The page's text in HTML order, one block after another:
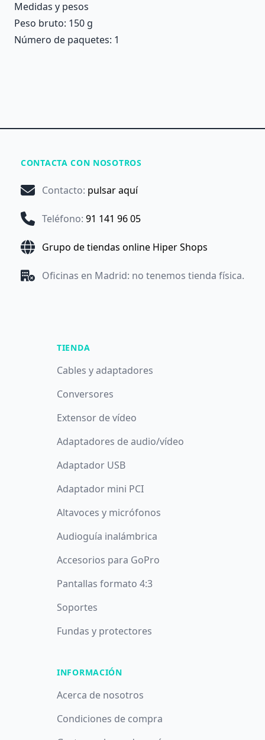
Medidas y pesos
Peso bruto: 150 g
Número de paquetes: 1
CONTACTA CON NOSOTROS
Contacto: pulsar aquí
Teléfono: 91 141 96 05
Grupo de tiendas online Hiper Shops
Oficinas en Madrid: no tenemos tienda física.
TIENDA
Cables y adaptadores
Conversores
Extensor de vídeo
Adaptadores de audio/vídeo
Adaptador USB
Adaptador mini PCI
Altavoces y micrófonos
Audioguía inalámbrica
Accesorios para GoPro
Pantallas formato 4:3
Soportes
Fundas y protectores
INFORMACIÓN
Acerca de nosotros
Condiciones de compra